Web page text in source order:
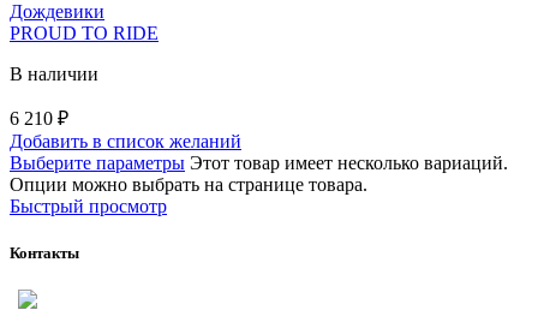
Дождевики
PROUD TO RIDE
В наличии
6 210 ₽
Добавить в список желаний
Выберите параметры Этот товар имеет несколько вариаций.
Опции можно выбрать на странице товара.
Быстрый просмотр
Контакты